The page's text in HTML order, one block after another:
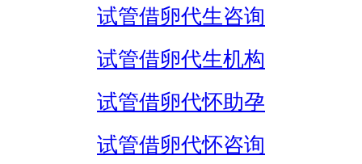
试管借卵代生咨询
试管借卵代生机构
试管借卵代怀助孕
试管借卵代怀咨询